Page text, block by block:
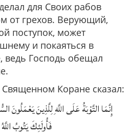
для Своих рабов
от грехов. Верующий,
поступок, может
и покаяться в
ведь Господь обещал
Коране сказал:
إِنَّمَا التَّوْبَةُ عَلَى اللَّهِ لِلَّذِينَ يَعْمَلُونَ
فَأُولَئِكَ يَتُوبُ